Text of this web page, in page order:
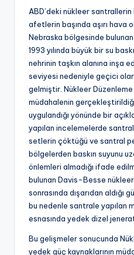
ABD’deki nükleer santrallerin
afetlerin başında aşırı hava
Nebraska bölgesinde
1993 yılında büyük bir su
nehrinin taşkın alanına inşa
seviyesi nedeniyle geçici
gelmiştir. Nükleer
müdahalenin
uygulandığı yönünde bir
yapılan incelemelerde
setlerin çöktüğü ve santral
bölgelerden baskın suyunu
önlemleri almadığı ifade
bulunan Davis-Besse
sonrasında dışarıdan aldığı
bu nedenle santrale yapılan
esnasında yedek dizel
Bu gelişmeler sonucunda
yedek güç kaynaklarının